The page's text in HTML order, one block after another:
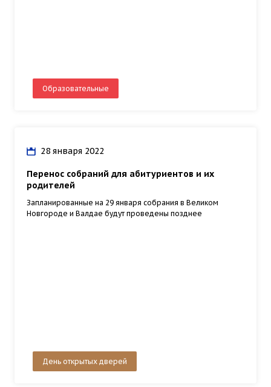
Образовательные
28 января 2022
Перенос собраний для абитуриентов и их
родителей
Запланированные на 29 января собрания в Великом
Новгороде и Валдае будут проведены позднее
День открытых дверей